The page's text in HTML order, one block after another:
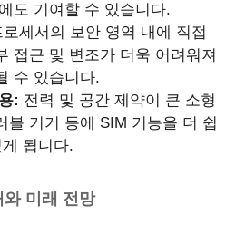
도 기여할 수 있습니다.
로세서의 보안 영역 내에 직접
접근 및 변조가 더욱 어려워져
수 있습니다.
: 전력 및 공간 제약이 큰 소형
블 기기 등에 SIM 기능을 더 쉽
됩니다.
미래 전망